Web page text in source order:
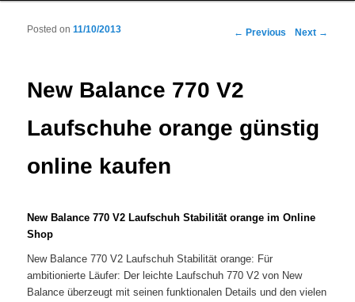
Post navigation
← Previous Next →
New Balance 770 V2
Laufschuhe orange günstig
online kaufen
Posted on11/10/2013
New Balance 770 V2 Laufschuh Stabilität orange im Online
Shop
New Balance 770 V2 Laufschuh Stabilität orange: Für
ambitionierte Läufer: Der leichte Laufschuh 770 V2 von New
Balance überzeugt mit seinen funktionalen Details und den vielen